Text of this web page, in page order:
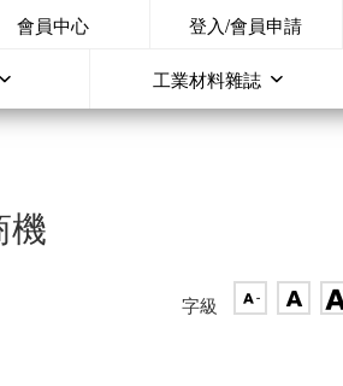
會員中心 登入/會員申請
工業材料雜誌
機
字級